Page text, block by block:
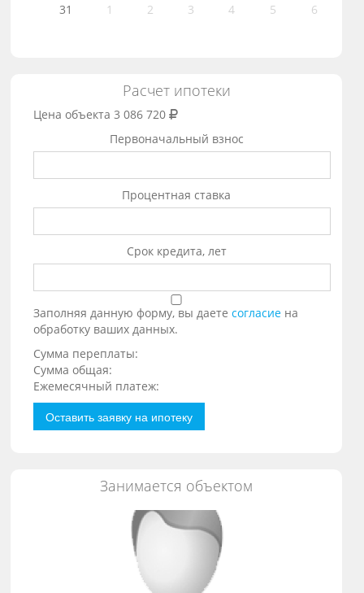
31 1 2 3 4 5 6
Расчет ипотеки
Цена объекта 3 086 720
Первоначальный взнос
Процентная ставка
Срок кредита, лет
Заполняя данную форму, вы даетесогласие на
обработку ваших данных.
Сумма переплаты:
Сумма общая:
Ежемесячный платеж:
Оставить заявку на ипотеку
Занимается объектом